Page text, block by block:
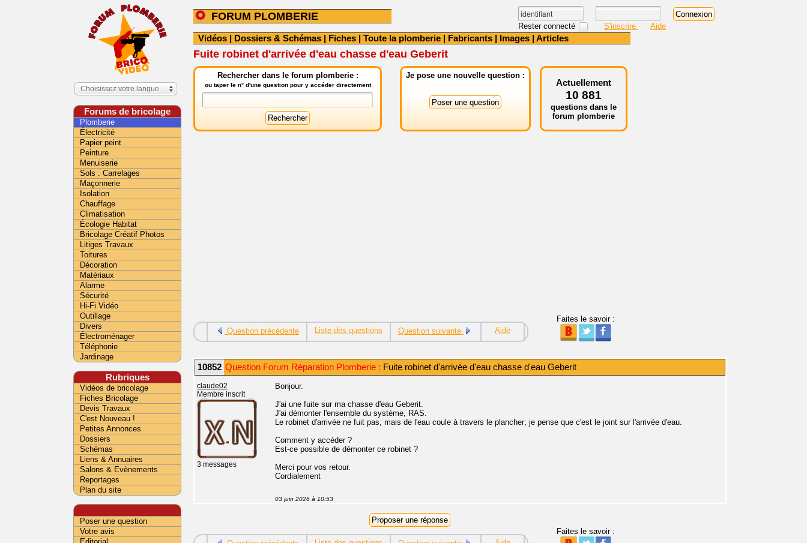
FORUM PLOMBERIE
Rester connecté S'inscrire Aide
Vidéos | Dossiers & Schémas | Fiches | Toute la plomberie | Fabricants | Images | Articles
Fuite robinet d'arrivée d'eau chasse d'eau Geberit
Rechercher dans le forum plomberie :
ou taper le n° d'une question pour y accéder directement
Je pose une nouvelle question :
Actuellement
10 881
questions dans le
forum plomberie
Question précédente Liste des questions Question suivante Aide
Faites le savoir :
10852 Question Forum Réparation Plomberie : Fuite robinet d'arrivée d'eau chasse d'eau Geberit
claude02
Membre inscrit
3 messages
Bonjour.
J'ai une fuite sur ma chasse d'eau Geberit.
J'ai démonter l'ensemble du système, RAS.
Le robinet d'arrivée ne fuit pas, mais de l'eau coule à travers le plancher; je pense que c'est le joint sur l'arrivée d'eau.
Comment y accéder ?
Est-ce possible de démonter ce robinet ?
Merci pour vos retour.
Cordialement
03 juin 2026 à 10:53
Faites le savoir :
Choisissez votre langue
Forums de bricolage
Plomberie
Électricité
Papier peint
Peinture
Menuiserie
Sols . Carrelages
Maçonnerie
Isolation
Chauffage
Climatisation
Écologie Habitat
Bricolage Créatif Photos
Litiges Travaux
Toitures
Décoration
Matériaux
Alarme
Sécurité
Hi-Fi Vidéo
Outillage
Divers
Électroménager
Téléphonie
Jardinage
Rubriques
Vidéos de bricolage
Fiches Bricolage
Devis Travaux
C'est Nouveau !
Petites Annonces
Dossiers
Schémas
Liens & Annuaires
Salons & Evènements
Reportages
Plan du site
Poser une question
Votre avis